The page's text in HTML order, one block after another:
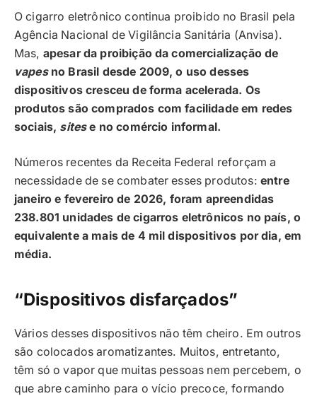
O cigarro eletrônico continua proibido no Brasil pela
Agência Nacional de Vigilância Sanitária (Anvisa).
Mas, apesar da proibição da comercialização de
vapesno Brasil desde 2009, o uso desses
dispositivos cresceu de forma acelerada. Os
produtos são comprados com facilidade em redes
sociais, sitese no comércio informal.
Números recentes da Receita Federal reforçam a
necessidade de se combater esses produtos: entre
janeiro e fevereiro de 2026, foram apreendidas
238.801 unidades de cigarros eletrônicos no país, o
equivalente a mais de 4 mil dispositivos por dia, em
média.
“Dispositivos disfarçados”
Vários desses dispositivos não têm cheiro. Em outros
são colocados aromatizantes. Muitos, entretanto,
têm só o vapor que muitas pessoas nem percebem, o
que abre caminho para o vício precoce, formando